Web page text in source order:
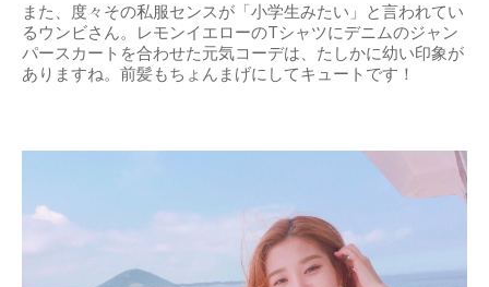
また、度々その私服センスが「小学生みたい」と言われてい
るウンビさん。レモンイエローのTシャツにデニムのジャン
パースカートを合わせた元気コーデは、たしかに幼い印象が
ありますね。前髪もちょんまげにしてキュートです！